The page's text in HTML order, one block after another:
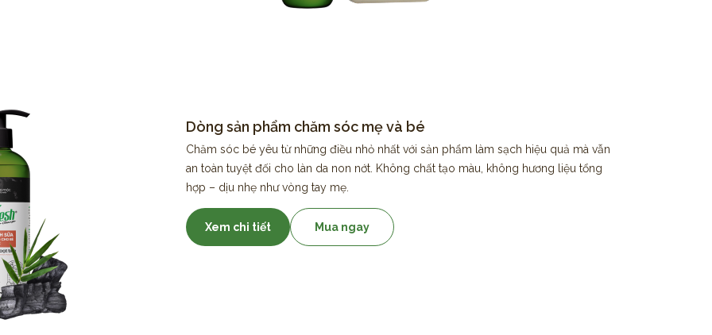
Dòng sản phẩm chăm sóc mẹ và bé
Chăm sóc bé yêu từ những điều nhỏ nhất với sản phẩm làm sạch hiệu quả mà vẫn
an toàn tuyệt đối cho làn da non nớt. Không chất tạo màu, không hương liệu tổng
hợp – dịu nhẹ như vòng tay mẹ.
Xem chi tiết Mua ngay